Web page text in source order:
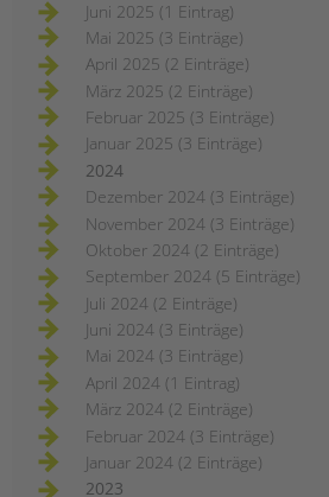
Juni 2025 (1 Eintrag)
Mai 2025 (3 Einträge)
April 2025 (2 Einträge)
März 2025 (2 Einträge)
Februar 2025 (3 Einträge)
Januar 2025 (3 Einträge)
2024
Dezember 2024 (3 Einträge)
November 2024 (3 Einträge)
Oktober 2024 (2 Einträge)
September 2024 (5 Einträge)
Juli 2024 (2 Einträge)
Juni 2024 (3 Einträge)
Mai 2024 (3 Einträge)
April 2024 (1 Eintrag)
März 2024 (2 Einträge)
Februar 2024 (3 Einträge)
Januar 2024 (2 Einträge)
2023